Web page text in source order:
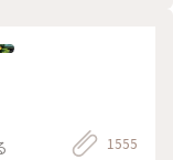
(日) #金沢21世紀
いる道生きるため
り急いで見学！ も
ヤコブセンデザイン
も満足✨ 女子トイレ
景色
1555